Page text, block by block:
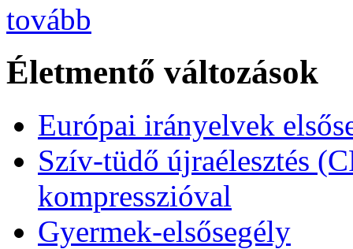
tovább
Életmentő változások
Európai irányelvek
Szív-tüdő újraélesztés
kompresszióval
Gyermek-elsősegély